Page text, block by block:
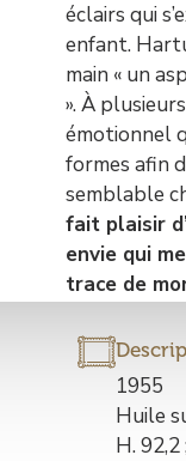
éclairs qui
enfant.
main « un
». À
émotionnel
formes afin
semblable
fait plaisir
envie qui
trace de
de
l’œuvre
1955
Huile
H. 92,2